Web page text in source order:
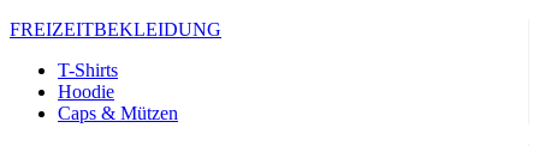
FREIZEITBEKLEIDUNG
T-Shirts
Hoodie
Caps & Mützen